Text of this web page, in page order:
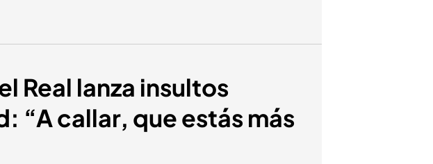
Real lanza insultos
“A callar, que estás más